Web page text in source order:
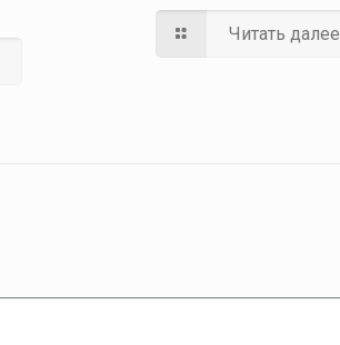
Читать далее